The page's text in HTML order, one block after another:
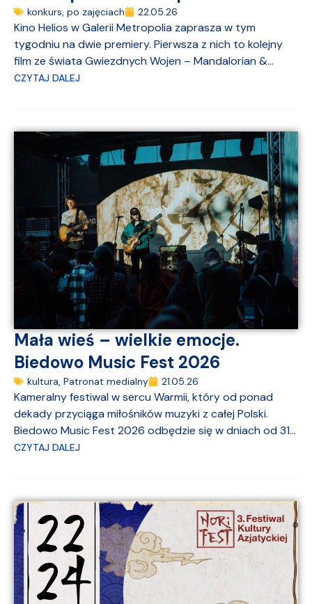
konkurs, po zajęciach 22.05.26
Kino Helios w Galerii Metropolia zaprasza w tym
tygodniu na dwie premiery. Pierwsza z nich to kolejny
film ze świata Gwiezdnych Wojen – Mandalorian &...
CZYTAJ DALEJ
Mała wieś – wielkie emocje.
Biedowo Music Fest 2026
kultura, Patronat medialny 21.05.26
Kameralny festiwal w sercu Warmii, który od ponad
dekady przyciąga miłośników muzyki z całej Polski.
Biedowo Music Fest 2026 odbędzie się w dniach od 31...
CZYTAJ DALEJ